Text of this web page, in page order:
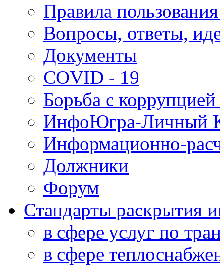
Правила
Вопросы, ответы,
Документы
COVID - 19
Борьба с
ИнфоЮгра-Личный
Информационно-
Должники
Форум
Стандарты раскрытия
в сфере услуг по
в сфере